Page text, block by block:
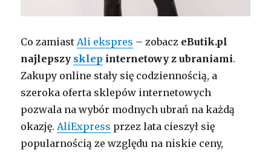
Co zamiast Ali ekspres – zobacz eButik.pl
najlepszy sklep internetowy z ubraniami.
Zakupy online stały się codziennością, a
szeroka oferta sklepów internetowych
pozwala na wybór modnych ubrań na każdą
okazję. AliExpress przez lata cieszył się
popularnością ze względu na niskie ceny,